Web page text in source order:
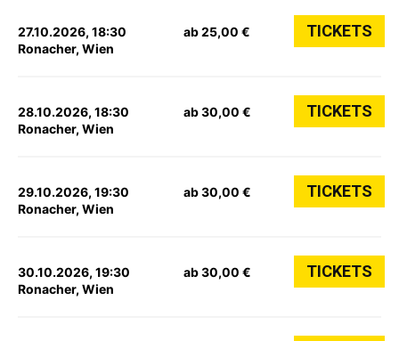
27.10.2026, 18:30
Ronacher, Wien
ab 25,00 € TICKETS
28.10.2026, 18:30
Ronacher, Wien
ab 30,00 € TICKETS
29.10.2026, 19:30
Ronacher, Wien
ab 30,00 € TICKETS
30.10.2026, 19:30
Ronacher, Wien
ab 30,00 € TICKETS